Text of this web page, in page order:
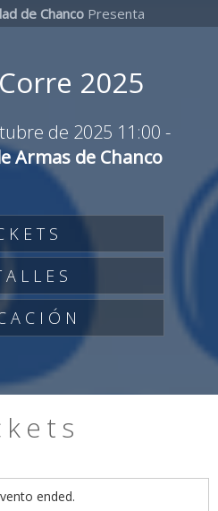
de ChancoPresenta
2025
de 2025 11:00 -
Armas de Chanco
ended.